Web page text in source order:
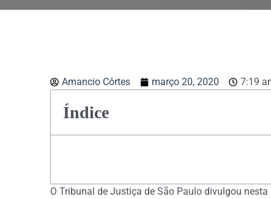
Amancio Côrtes março 20, 2020 7:19
Índice
O Tribunal de Justiça de São Paulo divulgou